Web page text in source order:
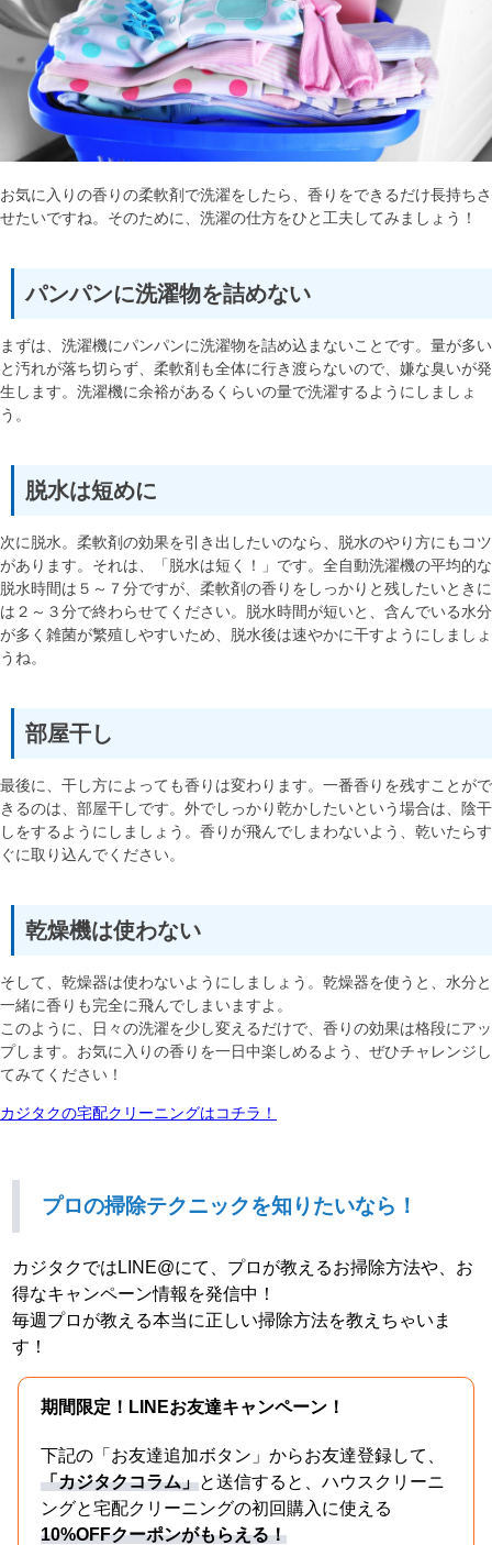
お気に入りの香りの柔軟剤で洗濯をしたら、香りをできるだけ長持ちさ
せたいですね。そのために、洗濯の仕方をひと工夫してみましょう！
パンパンに洗濯物を詰めない
まずは、洗濯機にパンパンに洗濯物を詰め込まないことです。量が多い
と汚れが落ち切らず、柔軟剤も全体に行き渡らないので、嫌な臭いが発
生します。洗濯機に余裕があるくらいの量で洗濯するようにしましょ
う。
脱水は短めに
次に脱水。柔軟剤の効果を引き出したいのなら、脱水のやり方にもコツ
があります。それは、「脱水は短く！」です。全自動洗濯機の平均的な
脱水時間は５～７分ですが、柔軟剤の香りをしっかりと残したいときに
は２～３分で終わらせてください。脱水時間が短いと、含んでいる水分
が多く雑菌が繁殖しやすいため、脱水後は速やかに干すようにしましょ
うね。
部屋干し
最後に、干し方によっても香りは変わります。一番香りを残すことがで
きるのは、部屋干しです。外でしっかり乾かしたいという場合は、陰干
しをするようにしましょう。香りが飛んでしまわないよう、乾いたらす
ぐに取り込んでください。
乾燥機は使わない
そして、乾燥器は使わないようにしましょう。乾燥器を使うと、水分と
一緒に香りも完全に飛んでしまいますよ。
このように、日々の洗濯を少し変えるだけで、香りの効果は格段にアッ
プします。お気に入りの香りを一日中楽しめるよう、ぜひチャレンジし
てみてください！
カジタクの宅配クリーニングはコチラ！
プロの掃除テクニックを知りたいなら！
カジタクではLINE@にて、プロが教えるお掃除方法や、お
得なキャンペーン情報を発信中！
毎週プロが教える本当に正しい掃除方法を教えちゃいま
す！
期間限定！LINEお友達キャンペーン！
下記の「お友達追加ボタン」からお友達登録して、
「カジタクコラム」と送信すると、ハウスクリーニ
ングと宅配クリーニングの初回購入に使える
10%OFFクーポンがもらえる！